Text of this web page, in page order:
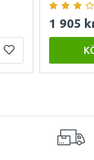
1 905